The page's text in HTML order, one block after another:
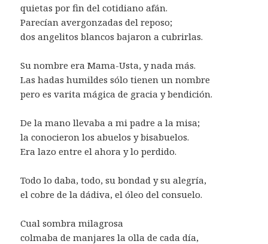
quietas por fin del cotidiano afán.
Parecían avergonzadas del reposo;
dos angelitos blancos bajaron a cubrirlas.
Su nombre era Mama-Usta, y nada más.
Las hadas humildes sólo tienen un nombre
pero es varita mágica de gracia y bendición.
De la mano llevaba a mi padre a la misa;
la conocieron los abuelos y bisabuelos.
Era lazo entre el ahora y lo perdido.
Todo lo daba, todo, su bondad y su alegría,
el cobre de la dádiva, el óleo del consuelo.
Cual sombra milagrosa
colmaba de manjares la olla de cada día,